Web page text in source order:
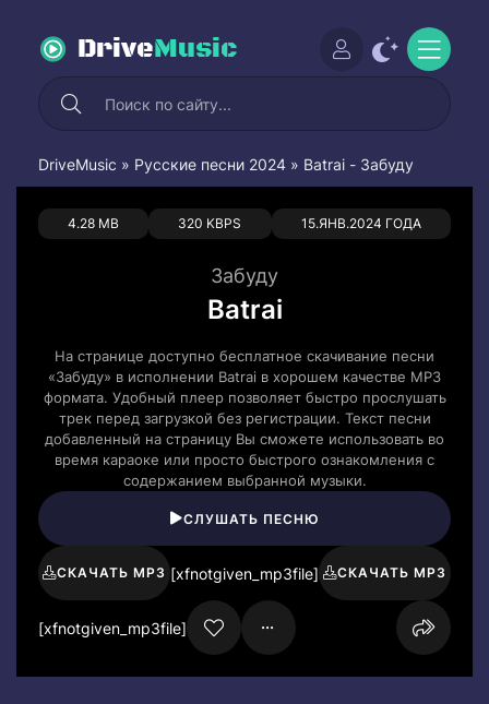
DriveMusic
DriveMusic » Русские песни 2024 » Batrai - Забуду
4.28 MB 320 KBPS 15.ЯНВ.2024 ГОДА
0 0
Забуду
Batrai
На странице доступно бесплатное скачивание песни
«Забуду» в исполнении Batrai в хорошем качестве MP3
формата. Удобный плеер позволяет быстро прослушать
трек перед загрузкой без регистрации. Текст песни
добавленный на страницу Вы сможете использовать во
время караоке или просто быстрого ознакомления с
содержанием выбранной музыки.
СЛУШАТЬ ПЕСНЮ
СКАЧАТЬ MP3 [xfnotgiven_mp3file] СКАЧАТЬ MP3
[xfnotgiven_mp3file]